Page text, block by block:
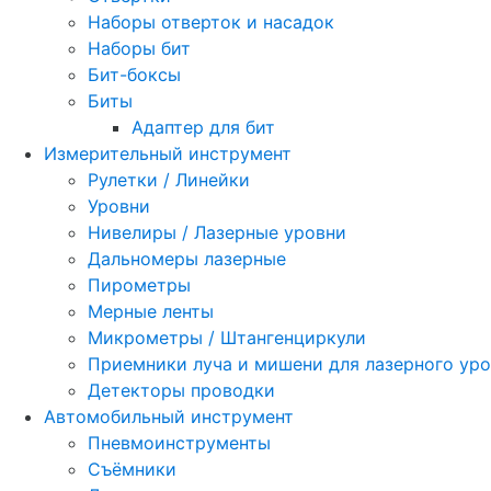
Наборы отверток и насадок
Наборы бит
Бит-боксы
Биты
Адаптер для бит
Измерительный инструмент
Рулетки / Линейки
Уровни
Нивелиры / Лазерные уровни
Дальномеры лазерные
Пирометры
Мерные ленты
Микрометры / Штангенциркули
Приемники луча и мишени для лазерного
Детекторы проводки
Автомобильный инструмент
Пневмоинструменты
Съёмники